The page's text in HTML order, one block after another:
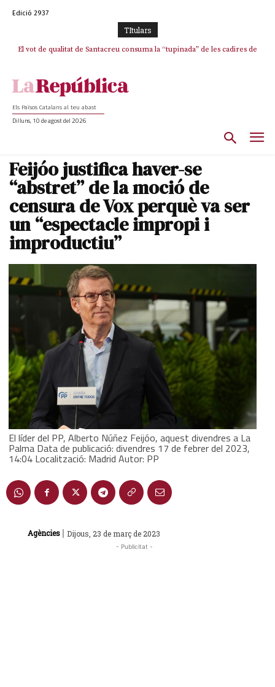
Edició 2937
TItulars
El vot de qualitat de Santacreu consuma la “tupinada” de les cadires de
La mentida de La Vanguardia: “Tres de cada quatre punts del pacte amb
Els Països Catalans al teu abast
Dilluns, 10 de agost del 2026
Feijóo justifica haver-se
“abstret” de la moció de
censura de Vox perquè va ser
un “espectacle impropi i
improductiu”
El líder del PP, Alberto Núñez Feijóo, aquest divendres a La
Palma Data de publicació: divendres 17 de febrer del 2023,
14:04 Localització: Madrid Autor: PP
Agències | Dijous, 23 de març de 2023
- Publicitat -